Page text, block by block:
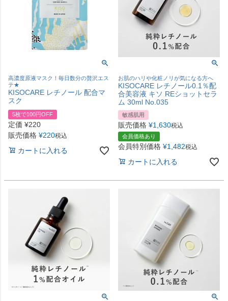
高濃度原液マスク！毎日数分の贅沢エス
テ★
KISOCARE レチノール 配合マ
スク
5枚で100円OFF
定価 ¥220
販売価格 ¥220税込
カートに入れる
お肌のハリや化粧ノリが気になる方へ
KISOCARE レチノール0.1％配
合美容液 キソ REショットセラ
ム 30ml No.035
敏感肌用
販売価格 ¥1,630税込
会員価格あり
会員特別価格 ¥1,482税込
カートに入れる